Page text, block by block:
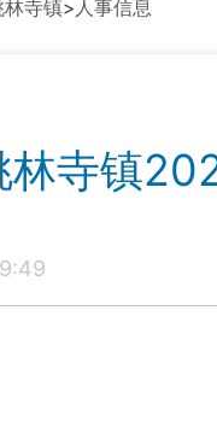
林寺镇>人事信息
林寺镇